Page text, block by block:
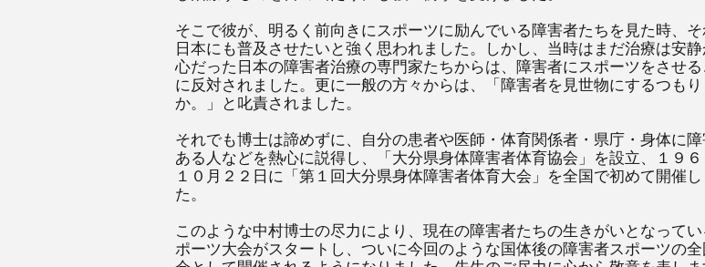
そこで彼が、明るく前向きにスポーツに励んでいる障害者たちを見た時、そ
日本にも普及させたいと強く思われました。しかし、当時はまだ治療は安静
心だった日本の障害者治療の専門家たちからは、障害者にスポーツをさせる
に反対されました。更に一般の方々からは、「障害者を見世物にするつもり
か。」と叱責されました。
それでも博士は諦めずに、自分の患者や医師・体育関係者・県庁・身体に
ある人などを熱心に説得し、「大分県身体障害者体育協会」を設立、１９
１０月２２日に「第１回大分県身体障害者体育大会」を全国で初めて開催し
た。
このような中村博士の尽力により、現在の障害者たちの生きがいとなってい
ポーツ大会がスタートし、ついに今回のような国体後の障害者スポーツの全